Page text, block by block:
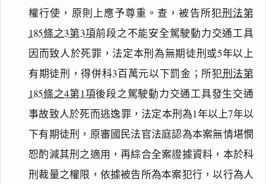
權行使，原則上應予尊重。查，被告所犯刑法第
185條之3第3項前段之不能安全駕駛動力交通工具
因而致人於死罪，法定本刑為無期徒刑或5年以上
有期徒刑，得併科3百萬元以下罰金；所犯刑法第
185條之4第1項後段之駕駛動力交通工具發生交通
事故致人於死而逃逸罪，法定本刑為1年以上7年以
下有期徒刑，原審國民法官法庭認為本案無情堪憫
恕酌減其刑之適用，再綜合全案證據資料，本於科
刑裁量之權限，依據被告所為本案犯行，以行為人